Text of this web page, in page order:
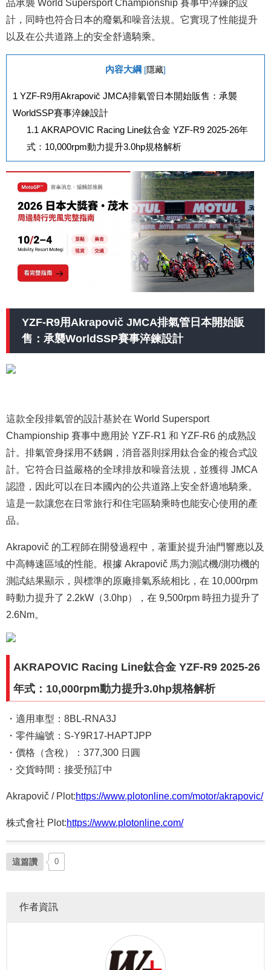
品承襲 World Supersport Championship 賽事中淬鍊的設
計，同時也符合日本的廢氣和噪音法規。它實現了性能提升
以及在公共道路上的安全舒適騎乘。
內容大綱 [隱藏]
1 YZF-R9用Akrapovič JMCA排氣管日本開始販售：承襲
WorldSSP賽事淬鍊設計
1.1 AKRAPOVIC Racing Line鈦合金 YZF-R9 2025-26年
式：10,000rpm動力提升3.0hp規格解析
YZF-R9用Akrapovič JMCA排氣管日本開始販
售：承襲WorldSSP賽事淬鍊設計
這款全段排氣管的設計基於在 World Supersport
Championship 賽事中應用於 YZF-R1 和 YZF-R6 的成熟設
計。排氣管身採用不銹鋼，消音器則採用鈦合金的複合式設
計。它符合日益嚴格的全球排放和噪音法規，並獲得 JMCA
認證，因此可以在日本國內的公共道路上安全舒適地騎乘。
這是一款讓您在日常旅行和住宅區騎乘時也能安心使用的產
品。
Akrapovič 的工程師在開發過程中，著重於提升油門響應以及
中高轉速區域的性能。根據 Akrapovič 馬力測試機/測功機的
測試結果顯示，與標準的原廠排氣系統相比，在 10,000rpm
時動力提升了 2.2kW（3.0hp），在 9,500rpm 時扭力提升了
2.6Nm。
AKRAPOVIC Racing Line鈦合金 YZF-R9 2025-26
年式：10,000rpm動力提升3.0hp規格解析
・適用車型：8BL-RNA3J
・零件編號：S-Y9R17-HAPTJPP
・價格（含稅）：377,300 日圓
・交貨時間：接受預訂中
Akrapovič / Plot:https://www.plotonline.com/motor/akrapovic/
株式會社 Plot:https://www.plotonline.com/
這篇讚 0
作者資訊